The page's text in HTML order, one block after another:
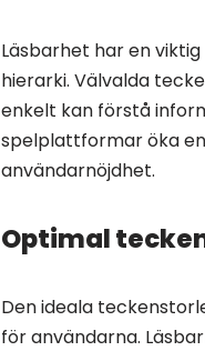
Läsbarhet har en
hierarki. Välvalda
enkelt kan förstå
spelplattformar öka
användarnöjdhet.
Optimal
Den ideala
för användarna.